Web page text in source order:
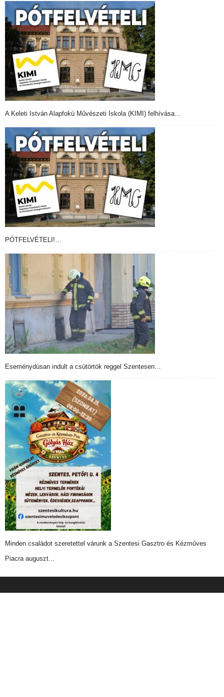
A Keleti István Alapfokú Művészeti Iskola (KIMI) felhívása…
PÓTFELVÉTELI!…
Eseménydúsan indult a csütörtök reggel Szentesen…
Minden családot szeretettel várunk a Szentesi Gasztro és Kézműves
Piacra auguszt…